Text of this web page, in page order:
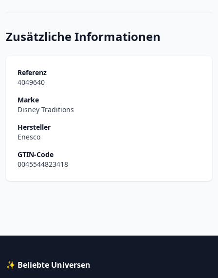
Zusätzliche Informationen
Referenz
4049640
Marke
Disney Traditions
Hersteller
Enesco
GTIN-Code
0045544823418
✨ Beliebte Universen